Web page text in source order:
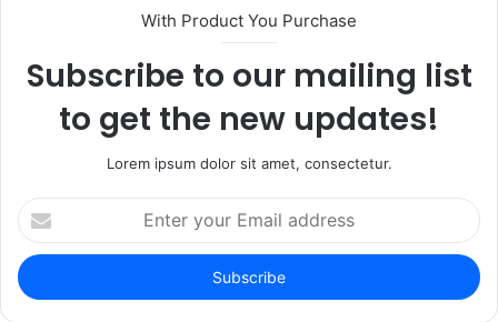
With Product You Purchase
Subscribe to our mailing list
to get the new updates!
Lorem ipsum dolor sit amet, consectetur.
Enter
your
Email
address